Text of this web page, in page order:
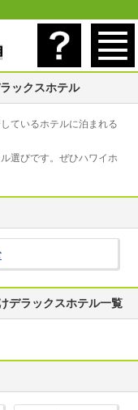
ックスホテル
ているホテルに泊まれる
選びです。ぜひハワイホ
デラックスホテル一覧